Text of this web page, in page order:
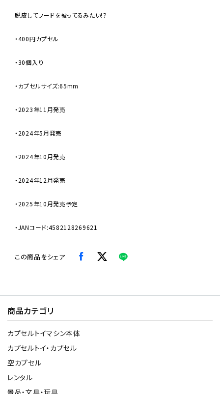
脱皮してフードを被ってるみたい!？
・400円カプセル
・30個入り
・カプセルサイズ:65mm
・2023年11月発売
・2024年5月発売
・2024年10月発売
・2024年12月発売
・2025年10月発売予定
・JANコード:4582128269621
この商品をシェア
商品カテゴリ
カプセルトイマシン本体
カプセルトイ・カプセル
空カプセル
レンタル
景品・文具・玩具